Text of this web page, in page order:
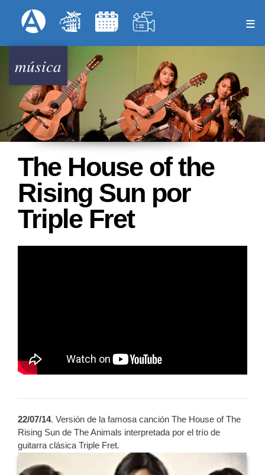
al
Menú Superior
música
The House of the
Rising Sun por
Triple Fret
22/07/14. Versión de la famosa canción The House of The
Rising Sun de The Animals interpretada por el trío de
guitarra clásica Triple Fret.